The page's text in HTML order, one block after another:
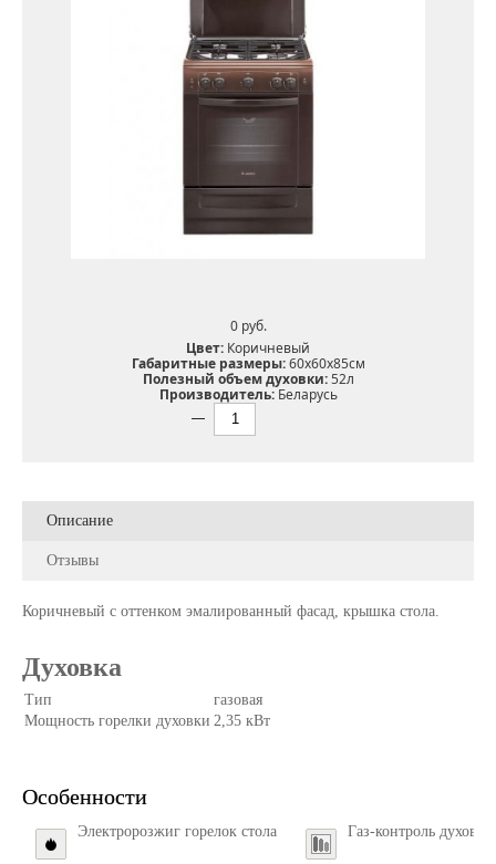
0 pуб.
Цвет: Коричневый
Габаритные размеры:60х60х85см
Полезный объем духовки:52л
Производитель:Беларусь
Описание
Отзывы
Коричневый с оттенком эмалированный фасад, крышка стола.
Духовка
Тип
газовая
Мощность горелки духовки 2,35 кВт
Особенности
Электророзжиг горелок стола Газ-контроль духовки